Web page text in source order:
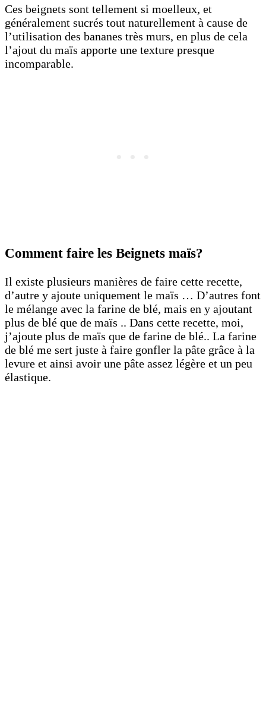
Ces beignets sont tellement si moelleux, et
généralement sucrés tout naturellement à cause de
l’utilisation des bananes très murs, en plus de cela
l’ajout du maïs apporte une texture presque
incomparable.
Comment faire les Beignets maïs?
Il existe plusieurs manières de faire cette recette,
d’autre y ajoute uniquement le maïs … D’autres font
le mélange avec la farine de blé, mais en y ajoutant
plus de blé que de maïs .. Dans cette recette, moi,
j’ajoute plus de maïs que de farine de blé.. La farine
de blé me sert juste à faire gonfler la pâte grâce à la
levure et ainsi avoir une pâte assez légère et un peu
élastique.